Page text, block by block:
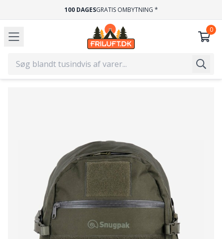
100 DAGESGRATIS OMBYTNING *